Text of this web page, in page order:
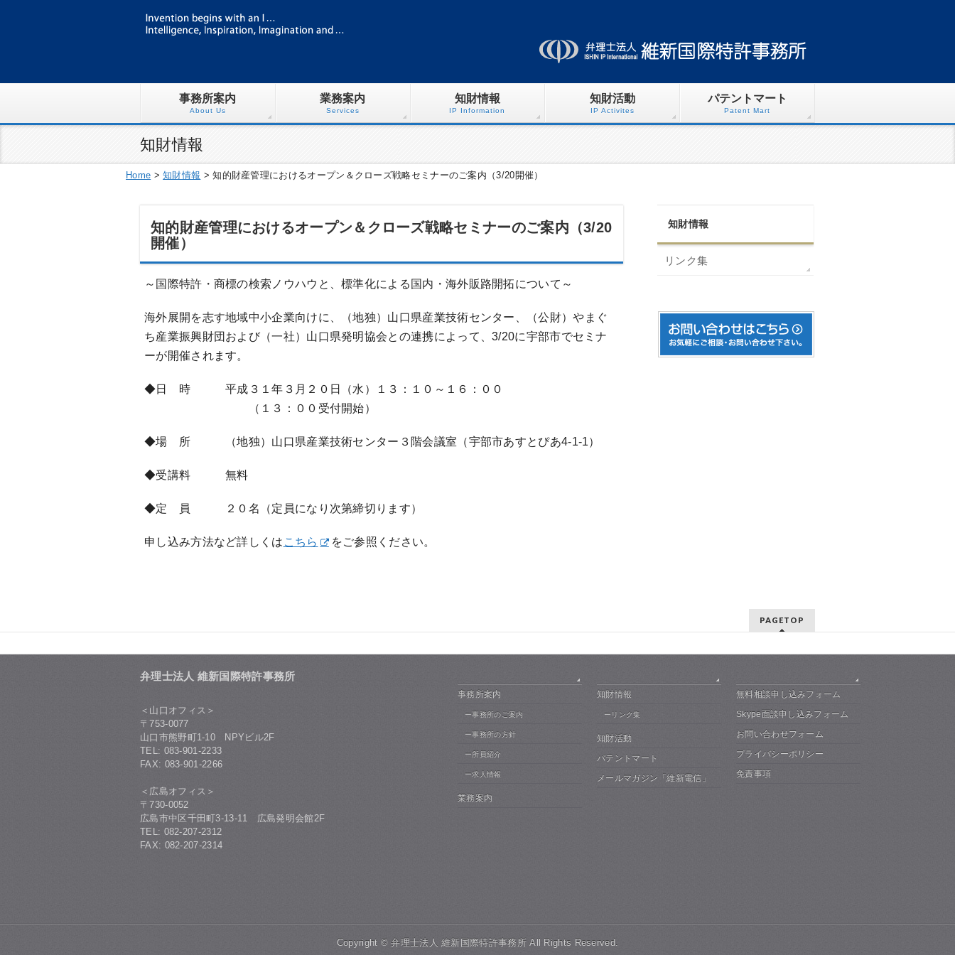
事務所案内
About Us
業務案内
Services
知財情報
IP Information
知財活動
IP Activites
パテントマート
Patent Mart
知財情報
Home >知財情報 >知的財産管理におけるオープン＆クローズ戦略セミナーのご案内（3/20開催）
知的財産管理におけるオープン＆クローズ戦略セミナーのご案内（3/20
開催）
～国際特許・商標の検索ノウハウと、標準化による国内・海外販路開拓について～
海外展開を志す地域中小企業向けに、（地独）山口県産業技術センター、（公財）やまぐ
ち産業振興財団および（一社）山口県発明協会との連携によって、3/20に宇部市でセミナ
ーが開催されます。
◆日 時 平成３１年３月２０日（水）１３：１０～１６：００
（１３：００受付開始）
◆場 所 （地独）山口県産業技術センター３階会議室（宇部市あすとぴあ4-1-1）
◆受講料 無料
◆定 員 ２０名（定員になり次第締切ります）
申し込み方法など詳しくは こちら をご参照ください。
知財情報
リンク集
PAGETOP
弁理士法人 維新国際特許事務所
＜山口オフィス＞
〒753-0077
山口市熊野町1-10 NPYビル2F
TEL: 083-901-2233
FAX: 083-901-2266
＜広島オフィス＞
〒730-0052
広島市中区千田町3-13-11 広島発明会館2F
TEL: 082-207-2312
FAX: 082-207-2314
事務所案内
ー事務所のご案内
ー事務所の方針
ー所員紹介
ー求人情報
業務案内
知財情報
ーリンク集
知財活動
パテントマート
メールマガジン「維新電信」
無料相談申し込みフォーム
Skype面談申し込みフォーム
お問い合わせフォーム
プライバシーポリシー
免責事項
Copyright ©弁理士法人 維新国際特許事務所All Rights Reserved.